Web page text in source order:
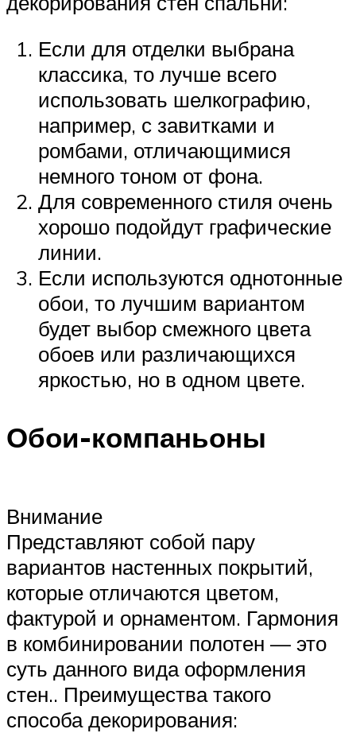
Если для отделки выбрана
классика, то лучше всего
использовать шелкографию,
например, с завитками и
ромбами, отличающимися
немного тоном от фона.
Для современного стиля очень
хорошо подойдут графические
линии.
Если используются однотонные
обои, то лучшим вариантом
будет выбор смежного цвета
обоев или различающихся
яркостью, но в одном цвете.
Обои-компаньоны
Внимание
Представляют собой пару
вариантов настенных покрытий,
которые отличаются цветом,
фактурой и орнаментом. Гармония
в комбинировании полотен — это
суть данного вида оформления
стен.. Преимущества такого
способа декорирования: